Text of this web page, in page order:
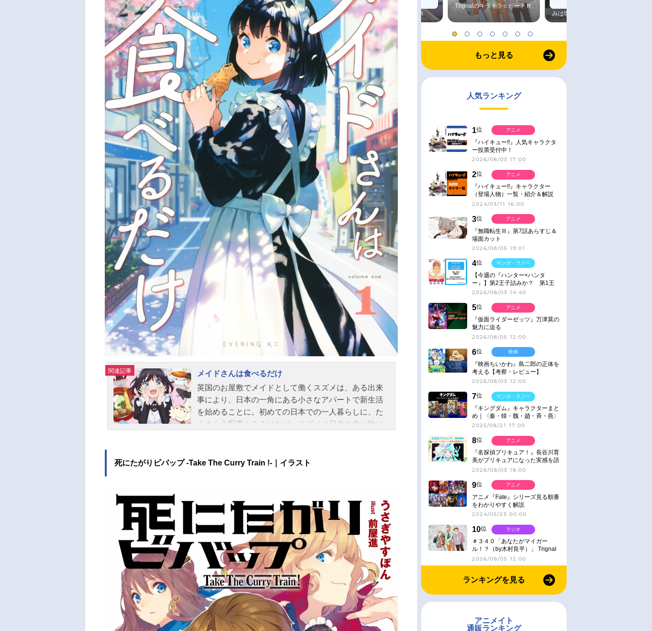
関連記事
メイドさんは食べるだけ
英国のお屋敷でメイドとして働くスズメは、ある出来
事により、日本の一角にある小さなアパートで新生活
を始めることに。初めての日本での一人暮らしに、た
くさん心配事もあるけれど、スズメは日本の食べ物に
がこんなにも幸せ！非日常なメイドさんがおくるほの
レビ・BS朝日にて話数全12話キャスト橘スズメ：市ノ
瀬加那リコッタ・フレスカ：須能千裕小松菜々：河瀬
茉希遠藤そら：石上静香信月杏：五十嵐裕美チュン：
佐久間大介スタッフ原作：前屋進（講談社「コミックD
AYS」連載）監督：泉保良輔シリーズ構成：高橋ナツ
コ 藤本冴香キャラクターデザイン：阿部千秋音響監
督：森下広人音楽：北川勝利（ROUNDTABLE）音楽
制作：ランティスアニメーション制作：EMTスクエア
ード マジックバス主題歌OP：「リボン」majikoE
D：「しあわせフレーバー」ARCANAPROJECT公開
死にたがりビバップ -Take The Curry Train !-｜イラスト
高橋美紀のおんぷの気持ち
♪ in アニメイトタイムズ
TVアニメ『戦隊大失格』
radio 大直会 2nd season
Trignalのキラキラ☆ビートＲ
みは塩だけ
もっと見る
人気ランキング
1位
『ハイキュー!!』人気キャラクタ
ー投票受付中！
2026/08/03 17:00
アニメ
2位
『ハイキュー!!』キャラクター
（登場人物）一覧・紹介＆解説
2024/03/11 16:00
アニメ
3位
『無職転生Ⅲ』第7話あらすじ＆
場面カット
2026/08/05 19:01
アニメ
4位
【今週の『ハンター×ハンタ
ー』】第2王子詰みか？ 第1王
子と第4王子が対峙「発令」＜
2026/08/03 14:40
マンガ・ラノベ
5位
『仮面ライダーゼッツ』万津莫の
魅力に迫る
2026/08/05 12:00
アニメ
6位
『映画ちいかわ』島二郎の正体を
考える【考察・レビュー】
2026/08/03 12:00
映画
7位
『キングダム』キャラクターまと
め｜〈秦・韓・魏・趙・斉・燕〉
2025/08/21 17:00
マンガ・ラノベ
8位
『名探偵プリキュア！』長谷川育
美がプリキュアになった実感を語
る【インタビュー】
2026/08/03 18:00
アニメ
9位
アニメ『Fate』シリーズ見る順番
をわかりやすく解説
2024/05/23 00:00
アニメ
10位
＃３４０「あなたがマイガー
ル！？（by木村良平）」 Trignal
のキラキラ☆ビートＲ
2026/08/05 12:00
ラジオ
ランキングを見る
アニメイト
通販ランキング